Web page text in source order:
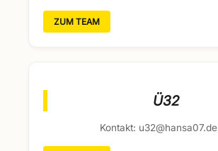
ZUM TEAM
Ü32
Kontakt: u32@hansa07.de